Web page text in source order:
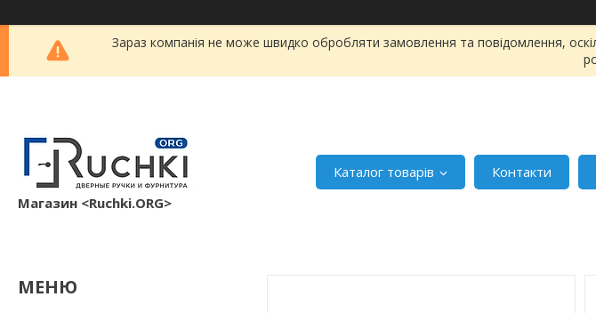
Зараз компанія не може швидко обробляти замовлення та повідомлення,
Магазин <Ruchki.ORG>
Каталог товарів Контакти